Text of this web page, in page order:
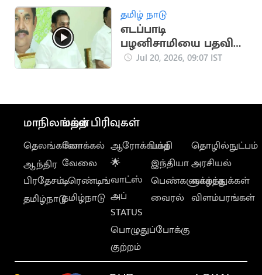
ஒத்திவைப்பு
தமிழ் நாடு
எடப்பாடி
பழனிசாமியை பதவி
விலகச்சொன்ன
Jul 20, 2026, 09:07 IST
மாநிலங்கள்
தெலங்கானா
ஆந்திர
பிரதேசம்
தமிழ்நாடு
மற்ற பிரிவுகள்
லோக்கல்
வேலை
டிரெண்டிங்
தமிழ்நாடு
ஆரோக்கியம்
🌟
வாட்ஸ்
அப்
STATUS
பொழுதுப்போக்கு
குற்றம்
பக்தி
இந்தியா
பெண்களுக்காக
வைரல்
தொழில்நுட்பம்
அரசியல்
வாழ்த்துக்கள்
விளம்பரங்கள்